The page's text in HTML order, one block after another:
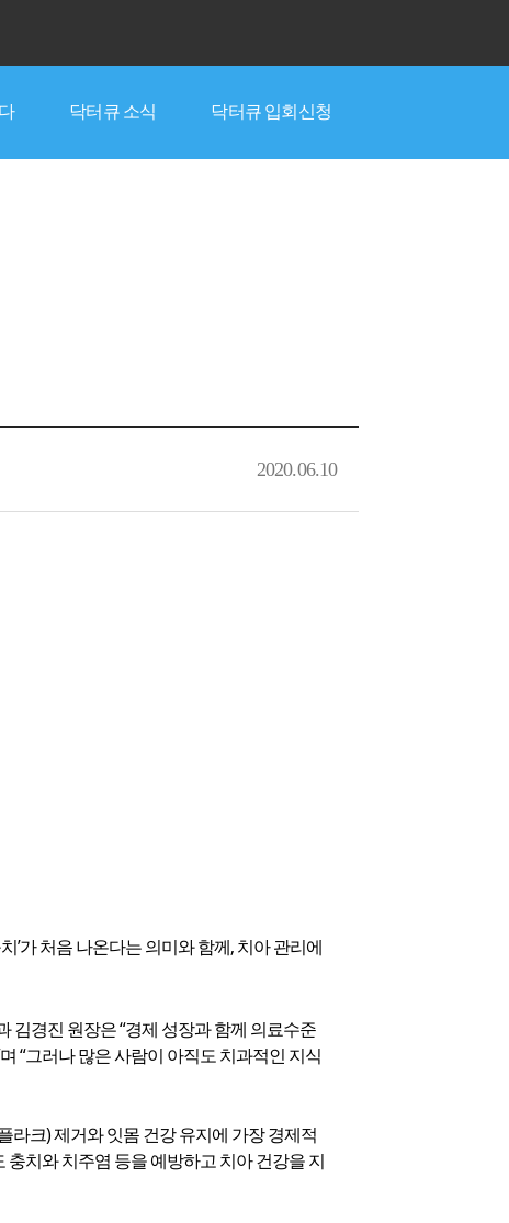
닥터큐 소식 닥터큐 입회신청
2020.06.10
’가 처음 나온다는 의미와 함께, 치아 관리에
김경진 원장은 “경제 성장과 함께 의료수준
“그러나 많은 사람이 아직도 치과적인 지식
라크) 제거와 잇몸 건강 유지에 가장 경제적
충치와 치주염 등을 예방하고 치아 건강을 지